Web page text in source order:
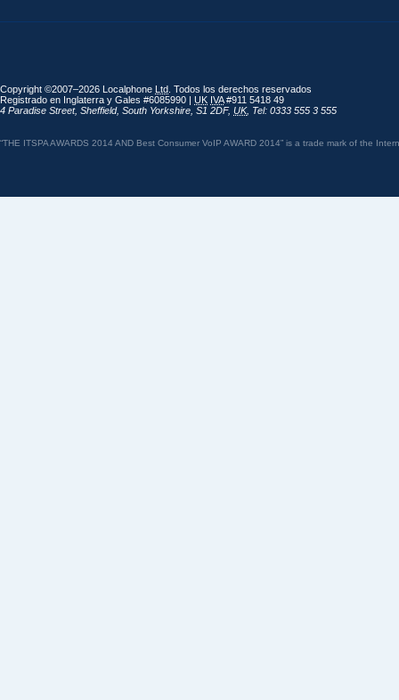
Copyright ©2007–2026 Localphone Ltd . Todos los derechos reservados
Registrado en Inglaterra y Gales #6085990 | UK IVA#911 5418 49
4 Paradise Street, Sheffield, South Yorkshire S1 2DF, UK, Tel: 0333 555 3 555
“THE ITSPA AWARDS 2014 AND Best Consumer VoIP AWARD 2014” is a trade mark of the